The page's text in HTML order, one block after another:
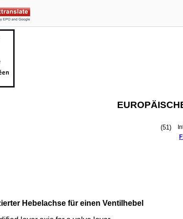
(51)
Hebelachse für einen Ventilhebel